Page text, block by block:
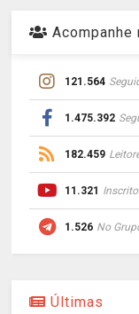
Acompanhe
121.564
1.475.392
182.459
11.321
1.526 No
Últimas